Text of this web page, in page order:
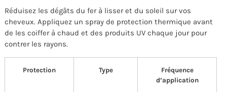
Réduisez les dégâts du fer à lisser et du soleil sur vos
cheveux. Appliquez un spray de protection thermique avant
de les coiffer à chaud et des produits UV chaque jour pour
contrer les rayons.
Protection Type
Fréquence
d’application